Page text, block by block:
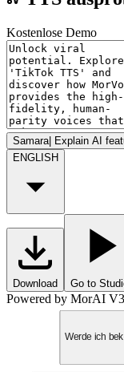
Kostenlose Demo
Samara| Explain AI
ENGLISH
Download Go to
Powered by MorAI
Werde ich